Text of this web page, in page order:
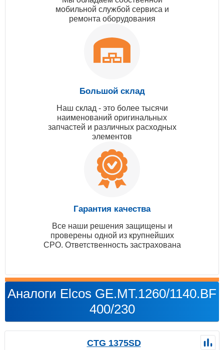
мобильной службой сервиса и
ремонта оборудования
Большой склад
Наш склад - это более тысячи
наименований оригинальных
запчастей и различных расходных
элементов
Гарантия качества
Все наши решения защищены и
проверены одной из крупнейших
СРО. Ответственность застрахована
Аналоги Elcos GE.MT.1260/1140.BF
400/230
CTG 1375SD